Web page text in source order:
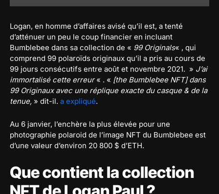
Logan, en homme d’affaires avisé qu’il est, a tenté
d’atténuer un peu le coup financier en incluant
Bumblebee dans sa collection de « 99 Originals« , qui
comprend 99 polaroïds originaux qu’il a pris au cours de
99 jours consécutifs entre août et novembre 2021. » J’ai
immortalisé cette erreur« . « [the Bumblebee NFT] dans
99 Originaux avec une réplique exacte du casque & de la
tenue, » dit-il. a expliqué.
Au 6 janvier, l’enchère la plus élevée pour une
photographie polaroid de l’image NFT du Bumblebee est
d’une valeur d’environ 20 800 $ d’ETH.
Que contient la collection